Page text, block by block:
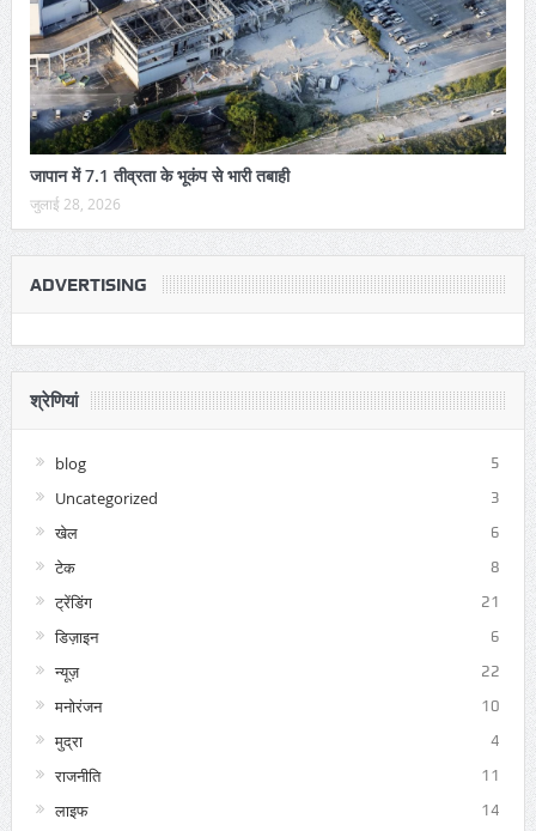
जापान में 7.1 तीव्रता के भूकंप से भारी तबाही
जुलाई 28, 2026
ADVERTISING
श्रेणियां
blog 5
Uncategorized 3
खेल 6
टेक 8
ट्रेंडिंग 21
डिज़ाइन 6
न्यूज़ 22
मनोरंजन 10
मुद्रा 4
राजनीति 11
लाइफ 14